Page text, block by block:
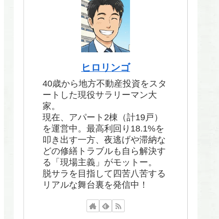
ヒロリンゴ
40歳から地方不動産投資をスタ
ートした現役サラリーマン大
家。
現在、アパート2棟（計19戸）
を運営中。最高利回り18.1%を
叩き出す一方、夜逃げや滞納な
どの修繕トラブルも自ら解決す
る「現場主義」がモットー。
脱サラを目指して四苦八苦する
リアルな舞台裏を発信中！